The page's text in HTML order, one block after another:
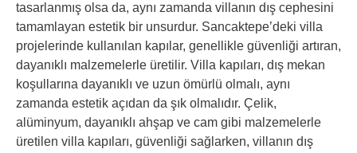
tasarlanmış olsa da, aynı zamanda villanın dış cephesini
tamamlayan estetik bir unsurdur. Sancaktepe’deki villa
projelerinde kullanılan kapılar, genellikle güvenliği artıran,
dayanıklı malzemelerle üretilir. Villa kapıları, dış mekan
koşullarına dayanıklı ve uzun ömürlü olmalı, aynı
zamanda estetik açıdan da şık olmalıdır. Çelik,
alüminyum, dayanıklı ahşap ve cam gibi malzemelerle
üretilen villa kapıları, güvenliği sağlarken, villanın dış